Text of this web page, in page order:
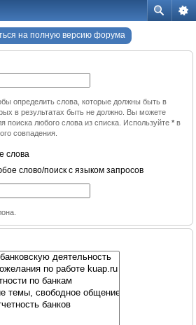
на полную версию форума
определить слова, которые должны быть в
в результатах быть не должно. Вы можете
поиска любого слова из списка. Используйте * в
совпадения.
слова
слово/поиск с языком запросов